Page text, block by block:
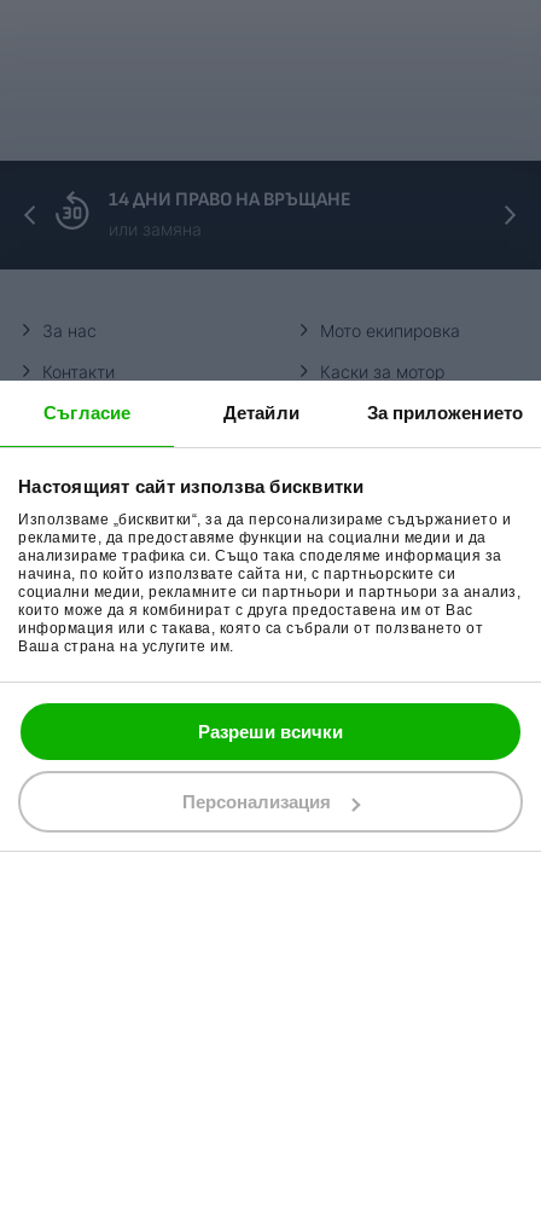
Съгласие Детайли За приложението
Настоящият сайт използва бисквитки
Използваме „бисквитки“, за да персонализираме съдържанието и
рекламите, да предоставяме функции на социални медии и да
анализираме трафика си. Също така споделяме информация за
начина, по който използвате сайта ни, с партньорските си
социални медии, рекламните си партньори и партньори за анализ,
които може да я комбинират с друга предоставена им от Вас
информация или с такава, която са събрали от ползването от
Ваша страна на услугите им.
Разреши всички
Персонализация
14 ДНИ ПРАВО НА ВРЪЩАНЕ
или замяна
За нас
Контакти
Методи доставка
Начини плащане
Връщане на стока
Общи условия
Поверителност
Политика за бисквитки
Мото екипировка
Каски за мотор
Ботуши за мотор
Гуми за мотор
Очила за мотор
Раници за мотор
Ръкавици за мотор
Части за мотор
088 200 7002
shop@bobimx.com